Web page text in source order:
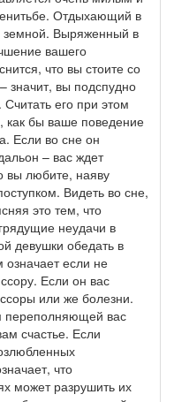
Отдыхающий в
земной. Выряженный в
вашего
что вы стоите со
значит, вы подспудно
его при этом
как бы ваше поведение
Если во сне он
– вас ждет
вы любите, наяву
Видеть во сне,
это тем, что
неудачи в
девушки обедать в
если не
Если он вас
или же болезни.
переполняющей вас
счастье. Если
что
может разрушить их